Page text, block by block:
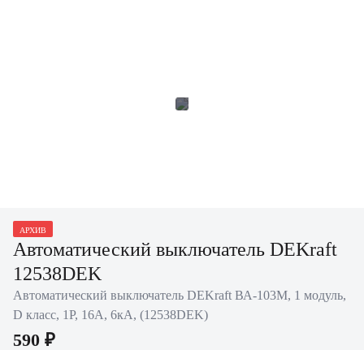
АРХИВ
Автоматический выключатель DEKraft
12538DEK
Автоматический выключатель DEKraft ВА-103M, 1 модуль,
D класс, 1P, 16А, 6кА, (12538DEK)
590 ₽